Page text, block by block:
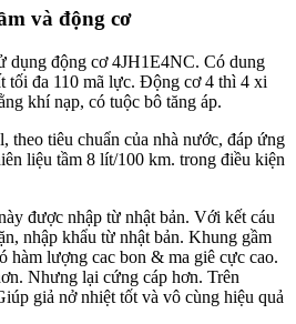
và động cơ
dụng động cơ 4JH1E4NC. Có dung
tối đa 110 mã lực. Động cơ 4 thì 4 xi
khí nạp, có tuộc bô tăng áp.
theo tiêu chuẩn của nhà nước, đáp ứng
liệu tầm 8 lít/100 km. trong điều kiện
được nhập từ nhật bản. Với kết cáu
nhập khẩu từ nhật bản. Khung gầm
hàm lượng cac bon & ma giê cực cao.
Nhưng lại cứng cáp hơn. Trên
giả nở nhiệt tốt và vô cùng hiệu quả